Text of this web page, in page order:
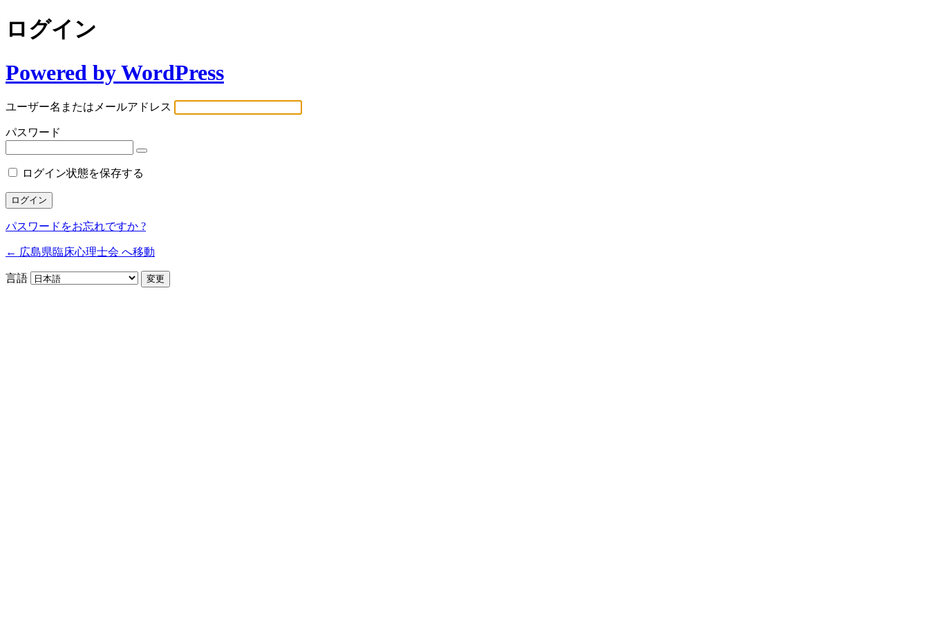
ログイン
Powered by WordPress
ユーザー名またはメールアドレス
パスワード
ログイン状態を保存する
パスワードをお忘れですか ?
← 広島県臨床心理士会 へ移動
言語